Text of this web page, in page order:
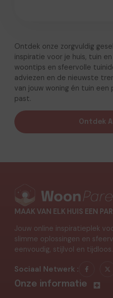
Ontdek onze zorgvuldig
inspiratie voor je huis, tuin
woontips en sfeervolle
adviezen en de nieuwste
van jouw woning én tuin
past.
Ontdek
MAAK VAN ELK HUIS EEN
Jouw online inspiratieplek
slimme oplossingen en
eenvoudig, stijlvol en tijdloos.
Sociaal Netwerk :
Onze informatie